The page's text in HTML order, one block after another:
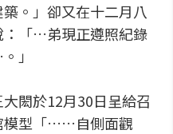
。」卻又在十二月八
：「…弟現正遵照紀錄
」
閎於12月30日呈給召
模型「……自側面觀